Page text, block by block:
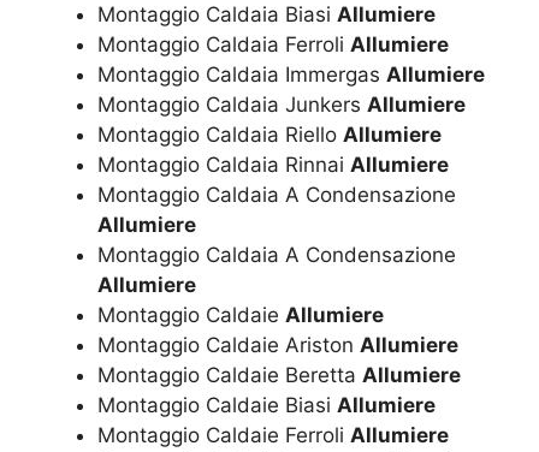
Montaggio Caldaia Biasi Allumiere
Montaggio Caldaia Ferroli Allumiere
Montaggio Caldaia Immergas Allumiere
Montaggio Caldaia Junkers Allumiere
Montaggio Caldaia Riello Allumiere
Montaggio Caldaia Rinnai Allumiere
Montaggio Caldaia A Condensazione
Allumiere
Montaggio Caldaia A Condensazione
Allumiere
Montaggio Caldaie Allumiere
Montaggio Caldaie Ariston Allumiere
Montaggio Caldaie Beretta Allumiere
Montaggio Caldaie Biasi Allumiere
Montaggio Caldaie Ferroli Allumiere